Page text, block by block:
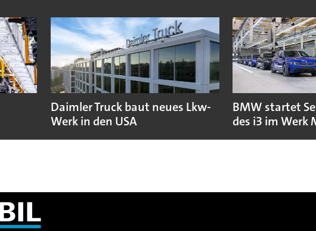
Daimler Truck baut neues Lkw-
Werk in den USA
BMW startet
des i3 im Werk